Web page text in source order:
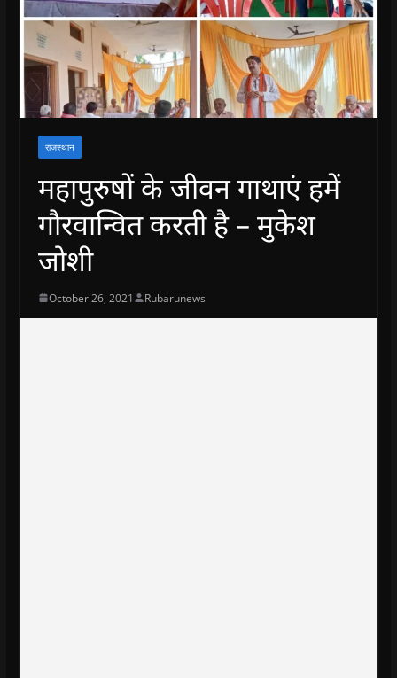
राजस्थान
महापुरुषों के जीवन गाथाएं हमें
गौरवान्वित करती है – मुकेश
जोशी
October 26, 2021 Rubarunews